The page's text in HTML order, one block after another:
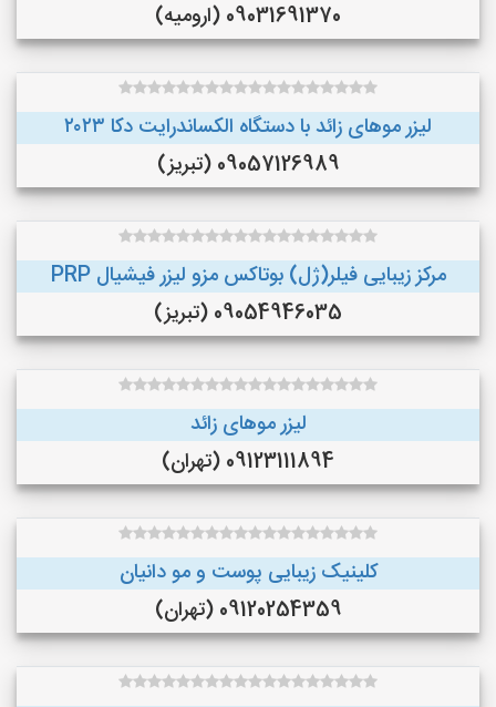
09031691370 (ارومیه)
لیزر موهای زائد با دستگاه الکساندرایت دکا ۲۰۲۳
09057126989 (تبریز)
مرکز زیبایی فیلر(ژل) بوتاکس مزو لیزر فیشیال PRP
09054946035 (تبریز)
لیزر موهای زائد
09123111894 (تهران)
کلینیک زیبایی پوست و مو دانیان
09120254359 (تهران)